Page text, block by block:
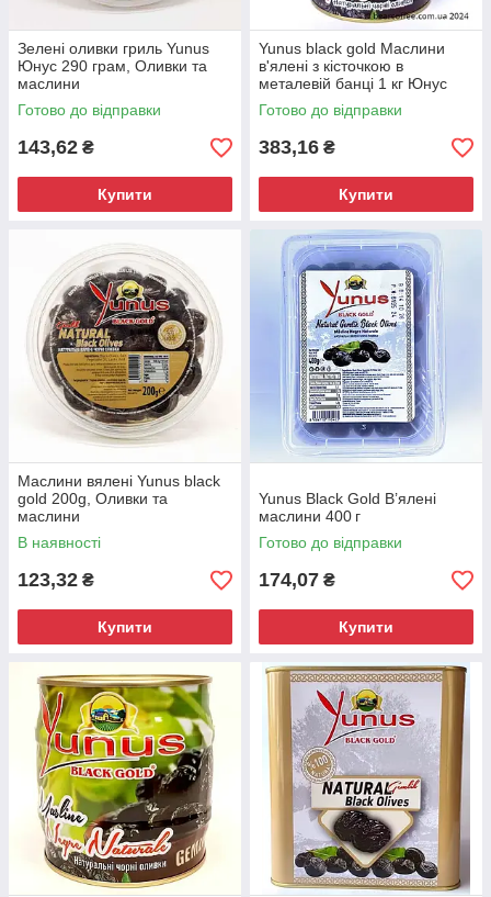
Зелені оливки гриль Yunus
Юнус 290 грам, Оливки та
маслини
Готово до відправки
143,62 ₴
Купити
Yunus black gold Маслини
в'ялені з кісточкою в
металевій банці 1 кг Юнус
Туреччина, Оливки та
маслини
Готово до відправки
383,16 ₴
Купити
Маслини вялені Yunus black
gold 200g, Оливки та
маслини
В наявності
123,32 ₴
Купити
Yunus Black Gold В’ялені
маслини 400 г
Готово до відправки
174,07 ₴
Купити